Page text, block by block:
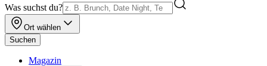
Was suchst du?
Ort wählen
Suchen
Magazin